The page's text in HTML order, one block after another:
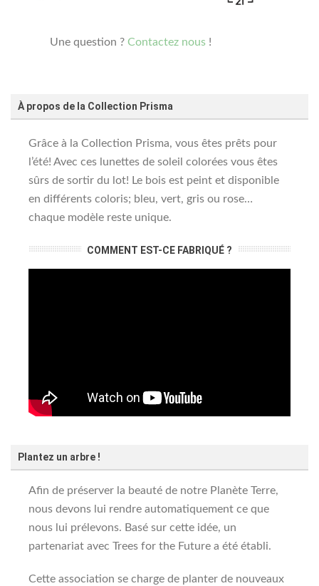
Une question ? Contactez nous !
À propos de la Collection Prisma
Grâce à la Collection Prisma, vous êtes prêts pour
l’été! Avec ces lunettes de soleil colorées vous êtes
sûrs de sortir du lot! Le bois est peint et disponible
en différents coloris; bleu, vert, gris ou rose…
chaque modèle reste unique.
COMMENT EST-CE FABRIQUÉ ?
Plantez un arbre !
Afin de préserver la beauté de notre Planète Terre,
nous devons lui rendre automatiquement ce que
nous lui prélevons. Basé sur cette idée, un
partenariat avec Trees for the Future a été établi.
Cette association se charge de planter de nouveaux